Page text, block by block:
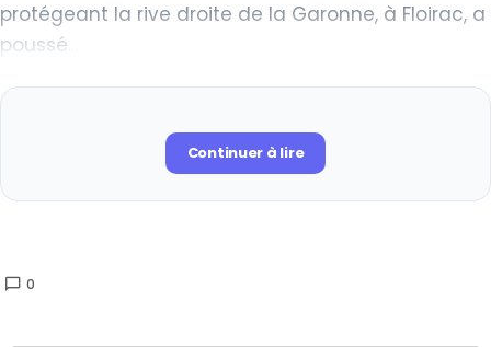
protégeant la rive droite de la Garonne, à Floirac, a
poussé
Continuer à lire
0